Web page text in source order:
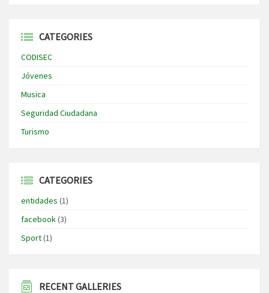
CATEGORIES
CODISEC
Jóvenes
Musica
Seguridad Ciudadana
Turismo
CATEGORIES
entidades (1)
facebook(3)
Sport(1)
RECENT GALLERIES